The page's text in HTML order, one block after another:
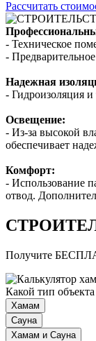
Рассчитать
- Техническое
-
Надежная
- Гидроизоляция
Освещение:
- Из-за высокой
обеспечивает
Комфорт:
- Использование
отвод.
Получите
Какой тип объекта
Хамам
Сауна
Хамам и Сауна